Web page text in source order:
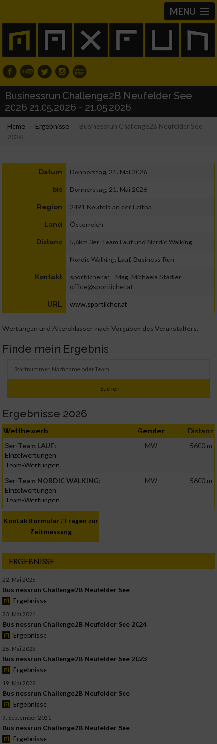
MENU
Businessrun Challenge2B Neufelder See
2026 21.05.2026 - 21.05.2026
Home Ergebnisse
Businessrun Challenge2B Neufelder See
2026
Datum Donnerstag, 21. Mai 2026
bis Donnerstag, 21. Mai 2026
Region 2491 Neufeld an der Leitha
Land Österreich
Distanz 5,6km 3er-Team Lauf und Nordic Walking
Nordic Walking, Lauf, Business Run
Kontakt
sportlicher.at - Mag. Michaela Stadler
office@sportlicher.at
URL www.sportlicher.at
Wertungen und Altersklassen nach Vorgaben des Veranstalters.
Finde mein Ergebnis
Ergebnisse 2026
Wettbewerb Gender Distanz
3er-Team LAUF:
Einzelwertungen
Team-Wertungen
MW 5600 m
3er-Team NORDIC WALKING:
Einzelwertungen
Team-Wertungen
MW 5600 m
Kontaktformular / Fragen zur
Zeitmessung
ERGEBNISSE
22. Mai 2025
Businessrun Challenge2B Neufelder See
Ergebnisse
23. Mai 2024
Businessrun Challenge2B Neufelder See 2024
Ergebnisse
25. Mai 2023
Businessrun Challenge2B Neufelder See 2023
Ergebnisse
19. Mai 2022
Businessrun Challenge2B Neufelder See
Ergebnisse
9. September 2021
Businessrun Challenge2B Neufelder See
Ergebnisse